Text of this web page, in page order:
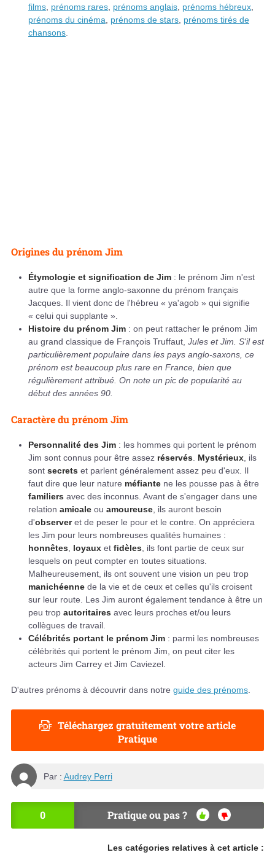
films prénoms rares prénoms anglais prénoms hébreux
prénoms du cinéma
prénoms de stars prénoms tirés de
chansons
Origines du prénom Jim
Étymologie et signification de Jim : le prénom Jim n'est
autre que la forme anglo-saxonne du prénom français
Jacques. Il vient donc de l'hébreu « ya'agob » qui signifie
« celui qui supplante ».
Histoire du prénom Jim : on peut rattacher le prénom Jim
au grand classique de François Truffaut, Jules et Jim. S'il est
particulièrement populaire dans les pays anglo-saxons, ce
prénom est beaucoup plus rare en France, bien que
régulièrement attribué. On note un pic de popularité au
début des années 90.
Caractère du prénom Jim
Personnalité des Jim : les hommes qui portent le prénom
Jim sont connus pour être assez réservés Mystérieux , ils
sont secrets et parlent généralement assez peu d'eux. Il
faut dire que leur nature méfiante ne les pousse pas à être
familiers avec des inconnus. Avant de s'engager dans une
relation amicale ou amoureuse , ils auront besoin
d'observeret de peser le pour et le contre. On appréciera
les Jim pour leurs nombreuses qualités humaines :
honnêtes loyaux et fidèles , ils font partie de ceux sur
lesquels on peut compter en toutes situations.
Malheureusement, ils ont souvent une vision un peu trop
manichéenne de la vie et de ceux et celles qu'ils croisent
sur leur route. Les Jim auront également tendance à être un
peu trop autoritaires avec leurs proches et/ou leurs
collègues de travail.
Célébrités portant le prénom Jim : parmi les nombreuses
célébrités qui portent le prénom Jim, on peut citer les
acteurs Jim Carrey et Jim Caviezel.
D'autres prénoms à découvrir dans notre guide des prénoms
Téléchargez gratuitement votre article
Pratique
Par : Audrey Perri
0 Pratique ou pas ?
OU
NO
N
Les catégories relatives à cet article :